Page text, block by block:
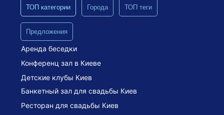
ТОП категории Города ТОП теги
Предложения
Аренда беседки
Конференц зал в Киеве
Детские клубы Киев
Банкетный зал для свадьбы Киев
Ресторан для свадьбы Киев